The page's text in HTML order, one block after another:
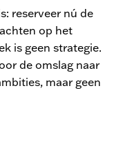
reserveer nú de
op het
is geen strategie.
de omslag naar
maar geen